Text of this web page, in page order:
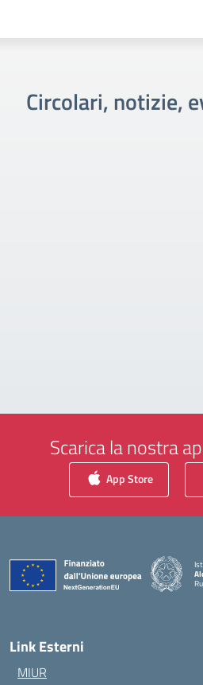
Circolari, notizie,
Scarica la nostra
App Store
Link Esterni
MIUR